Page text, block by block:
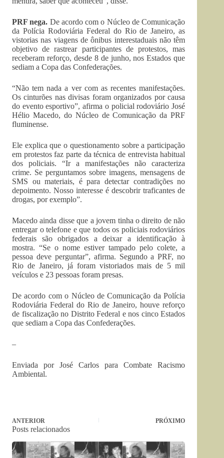
PRF nega. De acordo com o Núcleo de Comunicação
da Polícia Rodoviária Federal do Rio de Janeiro, as
vistorias nas viagens de ônibus interestaduais não têm
objetivo de rastrear participantes de protestos, mas
receberam reforço, desde 8 de junho, nos Estados que
sediam a Copa das Confederações.
“Não tem nada a ver com as recentes manifestações.
Os cinturões nas divisas foram organizados por causa
do evento esportivo”, afirma o policial rodoviário José
Hélio Macedo, do Núcleo de Comunicação da PRF
fluminense.
Ele explica que o questionamento sobre a participação
em protestos faz parte da técnica de entrevista habitual
dos policiais. “Ir a manifestações não caracteriza
crime. Se perguntamos sobre imagens, mensagens de
SMS ou materiais, é para detectar contradições no
depoimento. Nosso interesse é descobrir traficantes de
drogas, por exemplo”.
Macedo ainda disse que a jovem tinha o direito de não
entregar o telefone e que todos os policiais rodoviários
federais são obrigados a deixar a identificação à
mostra. “Se o nome estiver tampado pelo colete, a
pessoa deve perguntar”, afirma. Segundo a PRF, no
Rio de Janeiro, já foram vistoriados mais de 5 mil
veículos e 23 pessoas foram presas.
De acordo com o Núcleo de Comunicação da Polícia
Rodoviária Federal do Rio de Janeiro, houve reforço
de fiscalização no Distrito Federal e nos cinco Estados
que sediam a Copa das Confederações.
–
Enviada por José Carlos para Combate Racismo
Ambiental.
ANTERIOR PRÓXIMO
Posts relacionados